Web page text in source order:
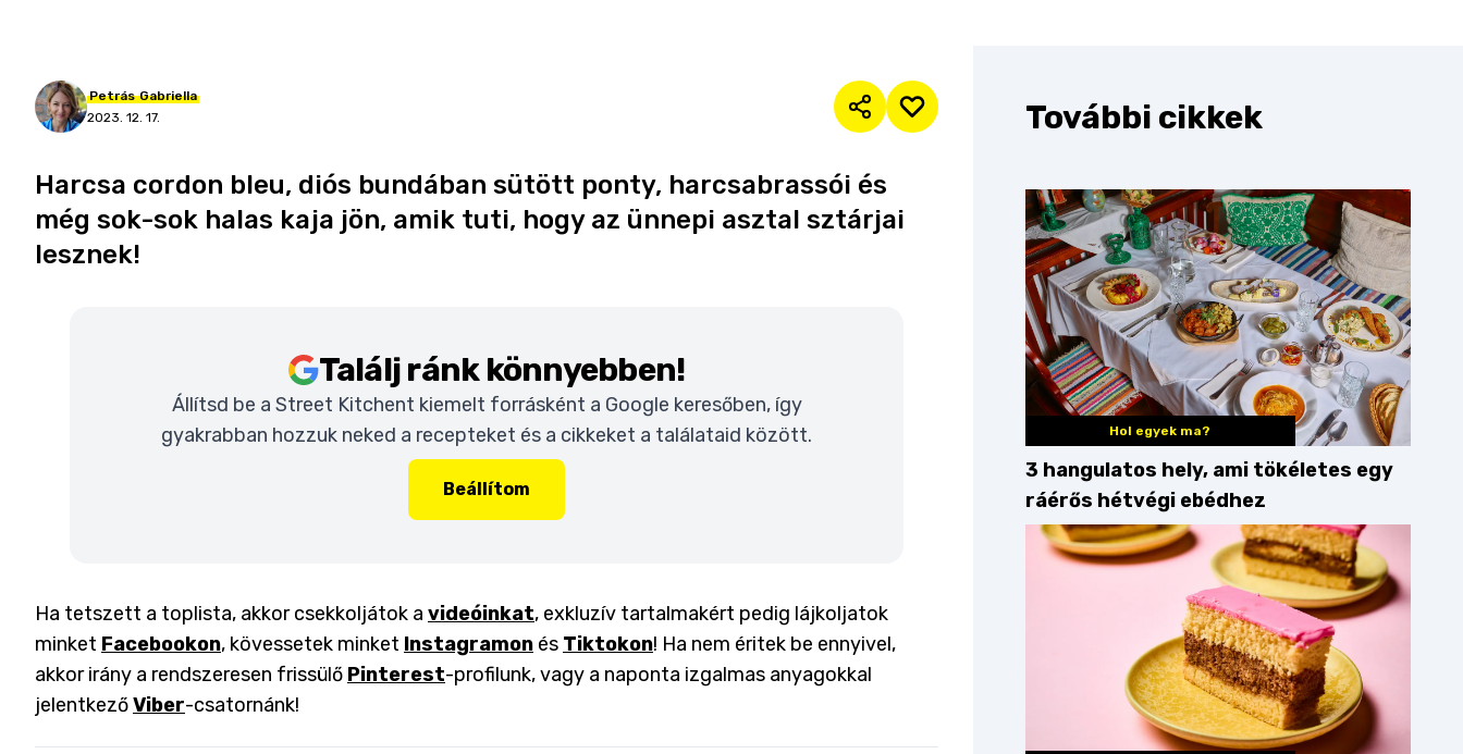
Petrás Gabriella
2023. 12. 17.
Harcsa cordon bleu, diós bundában sütött ponty, harcsabrassói és
még sok-sok halas kaja jön, amik tuti, hogy az ünnepi asztal sztárjai
lesznek!
Találj ránk könnyebben!
Állítsd be a Street Kitchent kiemelt forrásként a Google keresőben, így
gyakrabban hozzuk neked a recepteket és a cikkeket a találataid között.
Beállítom
Ha tetszett a toplista, akkor csekkoljátok a videóinkat, exkluzív tartalmakért pedig lájkoljatok
minket Facebookon, kövessetek minket Instagramon és Tiktokon! Ha nem éritek be ennyivel,
akkor irány a rendszeresen frissülő Pinterest-profilunk, vagy a naponta izgalmas anyagokkal
jelentkezőViber-csatornánk!
További cikkek
Hol egyek ma?
3 hangulatos hely, ami tökéletes egy
ráérős hétvégi ebédhez